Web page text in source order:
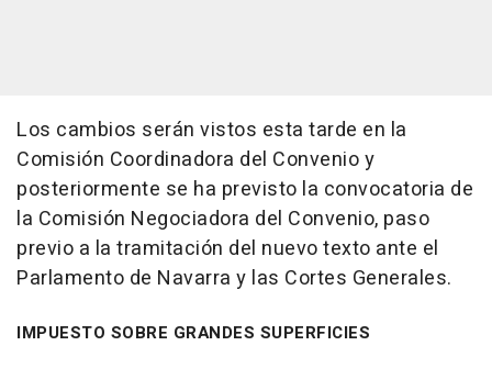
Los cambios serán vistos esta tarde en la
Comisión Coordinadora del Convenio y
posteriormente se ha previsto la convocatoria de
la Comisión Negociadora del Convenio, paso
previo a la tramitación del nuevo texto ante el
Parlamento de Navarra y las Cortes Generales.
IMPUESTO SOBRE GRANDES SUPERFICIES